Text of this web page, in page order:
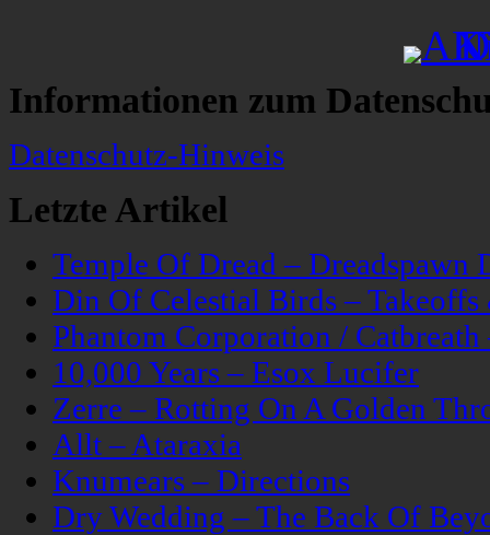
Informationen zum
Datenschutz-Hinweis
Letzte Artikel
Temple Of Dread – Dreadspawn
Din Of Celestial Birds –
Phantom Corporation /
10,000 Years – Esox Lucifer
Zerre – Rotting On A Golden
Allt – Ataraxia
Knumears – Directions
Dry Wedding – The Back Of